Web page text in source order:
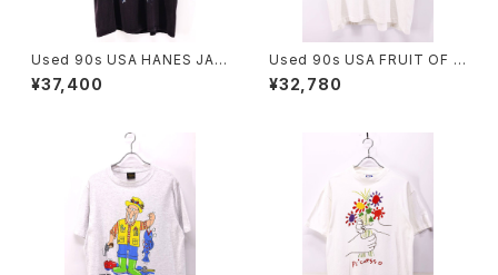
Used 90s USA HANES JAN
ET JACKSON 1990 RHYTH
M NATION 1814 TOUR T-S
¥37,400
Used 90s USA FRUIT OF T
HE LOOM MARVEL COMIC
DEATHLOK T-Shirt Size L
¥32,780